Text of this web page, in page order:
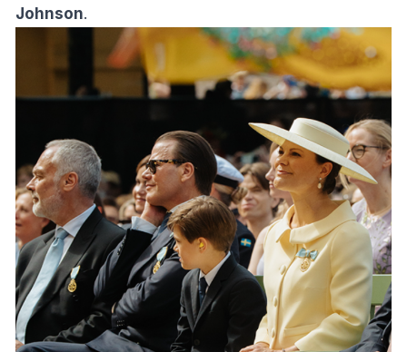
Johnson.